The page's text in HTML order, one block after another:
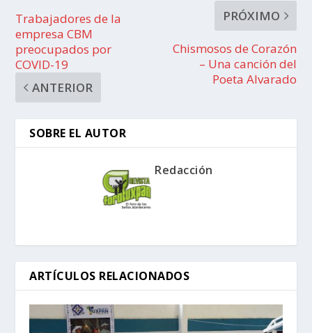
Trabajadores de la
empresa CBM
preocupados por
COVID-19
ANTERIOR
PRÓXIMO
Chismosos de Corazón
– Una canción del
Poeta Alvarado
SOBRE EL AUTOR
Redacción
ARTÍCULOS RELACIONADOS